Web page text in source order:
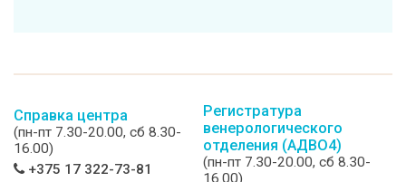
Справка центра
(пн-пт 7.30-20.00, сб 8.30-
16.00)
+375 17 322-73-81
Регистратура
венерологического
отделения (АДВО4)
(пн-пт 7.30-20.00, сб 8.30-
16.00)